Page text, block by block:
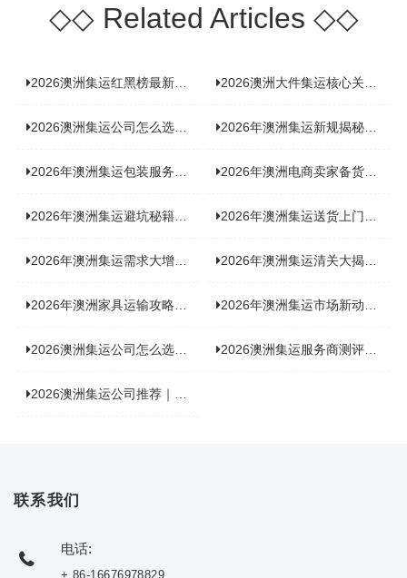
◇◇Related Articles ◇◇
2026澳洲集运红黑榜最新实测：5 家平台真实体验，华人留学生避坑指南 2026澳洲大件集运核心关注点：清关实力与适配服务商深度推荐
2026澳洲集运公司怎么选？实测5家热门渠道，奥飞国际物流凭什么圈粉无数 2026年澳洲集运新规揭秘：究竟要不要交增值税？
2026年澳洲集运包装服务揭秘：究竟好不好，答案即将揭晓！ 2026年澳洲电商卖家备货集运，背后藏着哪些物流新机遇？
2026年澳洲集运避坑秘籍大公开！这份避雷指南你不能错过 2026年澳洲集运送货上门服务怎么选：靠谱品牌选型指南
2026年澳洲集运需求大增！中澳原产地证办理攻略来了 2026年澳洲集运清关大揭秘：究竟需要哪些关键单据？
2026年澳洲家具运输攻略大揭秘，这些干货分享不容错过！ 2026年澳洲集运市场新动态：到底能不能寄奶粉？
2026澳洲集运公司怎么选？海关新规下的避坑指南与实力排名 2026澳洲集运服务商测评榜单，优质合规机构选型参考
2026澳洲集运公司推荐｜个人 / 跨境商家选品攻略
联系我们
电话:
+ 86-16676978829